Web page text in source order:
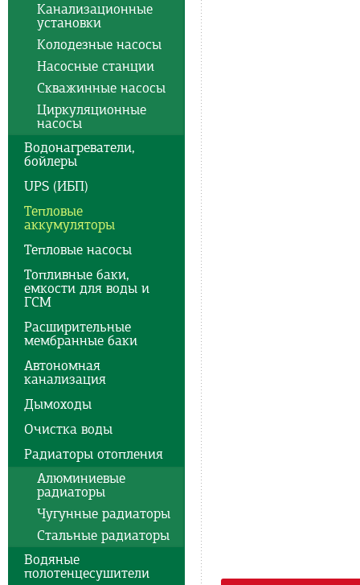
Канализационные
установки
Колодезные насосы
Насосные станции
Скважинные насосы
Циркуляционные
насосы
Водонагреватели,
бойлеры
UPS (ИБП)
Тепловые
аккумуляторы
Тепловые насосы
Топливные баки,
емкости для воды и
ГСМ
Расширительные
мембранные баки
Автономная
канализация
Дымоходы
Очистка воды
Радиаторы отопления
Алюминиевые
радиаторы
Чугунные радиаторы
Стальные радиаторы
Водяные
полотенцесушители